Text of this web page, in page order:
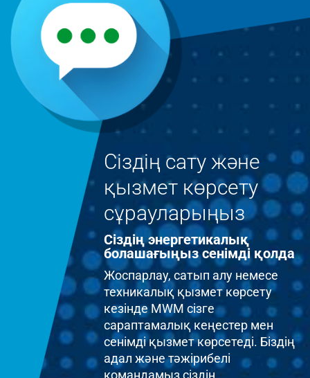
Сіздің сату және
қызмет көрсету
сұрауларыңыз
Сіздің энергетикалық
болашағыңыз сенімді қолда
Жоспарлау, сатып алу немесе
техникалық қызмет көрсету
кезінде MWM сізге
сараптамалық кеңестер мен
сенімді қызмет көрсетеді. Біздің
адал және тәжірибелі
командамыз сіздің